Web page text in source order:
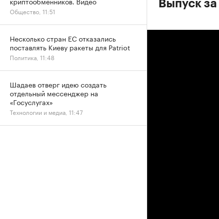
Выпуск
Общество, 11:51
Несколько стран ЕС отказались
поставлять Киеву ракеты для Patriot
Политика, 11:48
Шадаев отверг идею создать
отдельный мессенджер на
«Госуслугах»
Технологии и медиа, 11:47